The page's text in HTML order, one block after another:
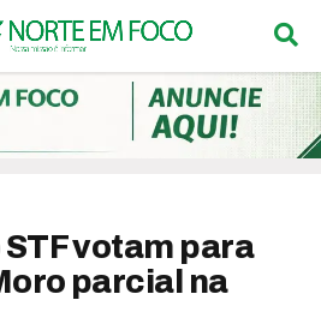
votam para
parcial na